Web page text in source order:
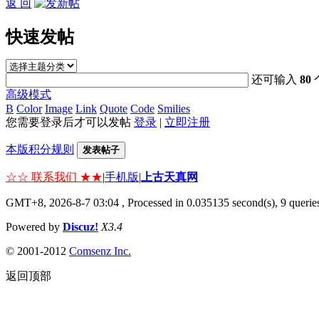
返 回
快速发帖
还可输入80
高级模式
B Color Image Link Quote Code Smilies
您需要登录后才可以发帖 登录 | 立即注册
本版积分规则 发表帖子
☆☆ 联系我们 ★★|手机版| 上古天真网
GMT+8, 2026-8-7 03:04 , Processed in 0.035135 second(s), 9
Powered by Discuz! X3.4
© 2001-2012 Comsenz Inc.
返回顶部